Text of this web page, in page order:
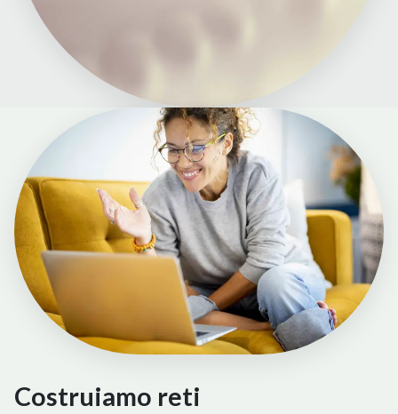
Costruiamo reti